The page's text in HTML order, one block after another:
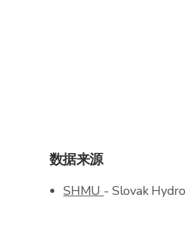
数据来源
SHMU - Slovak